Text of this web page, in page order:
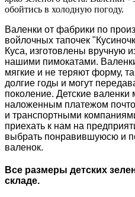
обойтись в холодную погоду.
Валенки от фабрики по
войлочных тапочек
Куса, изготовлены вручную
нашими пимокатами.
мягкие и не теряют форму,
долгие годы и могут
поколение. Детские
наложенным платежом
и транспортными
приехать к нам на
выбрать понравившуюсю и
валенок.
Все размеры детских
складе.